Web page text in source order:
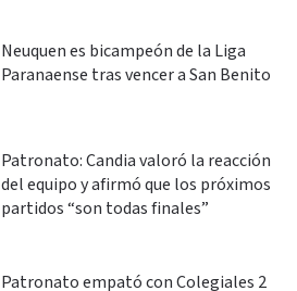
Neuquen es bicampeón de la Liga
Paranaense tras vencer a San Benito
Patronato: Candia valoró la reacción
del equipo y afirmó que los próximos
partidos “son todas finales”
Patronato empató con Colegiales 2